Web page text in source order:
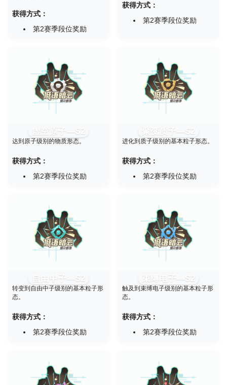
获得方式：
第2赛季段位奖励
获得方式：
第2赛季段位奖励
虚空原子—S2
达到原子级别的物质形态。
获得方式：
第2赛季段位奖励
聚变质子—S2
进化到质子级别的基本粒子形态。
获得方式：
第2赛季段位奖励
自由中子—S2
转变到自由中子级别的基本粒子形
态。
获得方式：
第2赛季段位奖励
束缚电子—S2
触及到束缚电子级别的基本粒子形
态。
获得方式：
第2赛季段位奖励